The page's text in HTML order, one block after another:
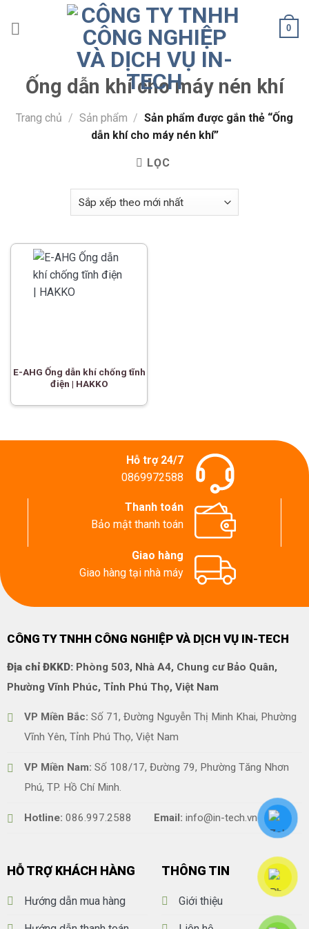
0
Ống dẫn khí cho máy nén khí
Trang chủ / Sản phẩm / Sản phẩm được gắn thẻ “Ống
dẫn khí cho máy nén khí”
LỌC
E-AHG Ống dẫn khí chống tĩnh
điện | HAKKO
Hỗ trợ 24/7
0869972588
Thanh toán
Bảo mật thanh toán
Giao hàng
Giao hàng tại nhà máy
CÔNG TY TNHH CÔNG NGHIỆP VÀ DỊCH VỤ IN-TECH
Địa chỉ ĐKKD:Phòng 503, Nhà A4, Chung cư Bảo Quân,
Phường Vĩnh Phúc, Tỉnh Phú Thọ, Việt Nam
VP Miền Bắc: Số 71, Đường Nguyễn Thị Minh Khai, Phường
Vĩnh Yên, Tỉnh Phú Thọ, Việt Nam
VP Miền Nam: Số 108/17, Đường 79, Phường Tăng Nhơn
Phú, TP. Hồ Chí Minh.
Hotline: 086.997.2588 Email: info@in-tech.vn
HỖ TRỢ KHÁCH HÀNG
Hướng dẫn mua hàng
THÔNG TIN
Giới thiệu